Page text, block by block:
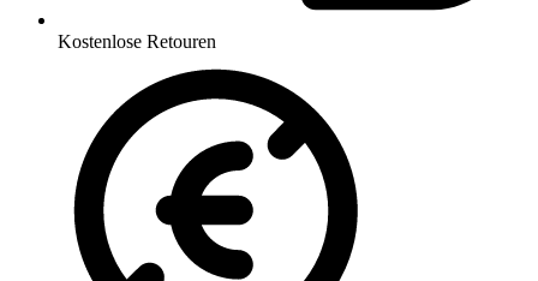
Kostenlose Retouren